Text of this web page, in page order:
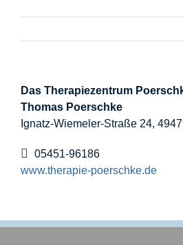
Förderer
Das Therapiezentrum
Thomas Poerschke
Ignatz-Wiemeler-Straße 24,
05451-96186
www.therapie-poerschke.de